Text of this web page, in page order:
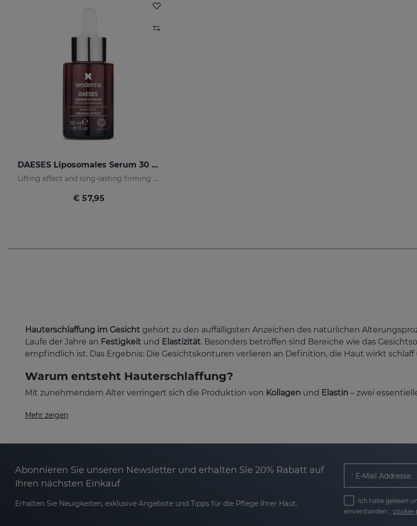
DAESES Liposomales Serum 30 ML
Lifting effect and long-lasting firming action
€ 57,95
Hauterschlaffung im Gesicht gehört zu den auffälligsten Anzeichen des natürlichen
Laufe der Jahre an Festigkeit und Elastizität. Besonders betroffen sind Bereiche wie das
empfindlich ist. Das Ergebnis: Die Gesichtskonturen verlieren an Definition, die Haut wirkt
Warum entsteht Hauterschlaffung?
Mit zunehmendem Alter verringert sich die Produktion von Kollagen und Elastin – zwei
Verschiedene Faktoren können diesen Prozess beschleunigen: Übermäßige Sonneneinstrahlung
Wie kann man Hauterschlaffung im Gesicht bekämpfen?
BeiSesdermahaben wir innovative Formeln mit moderner Technologie entwickelt, die
verbessern. Sie bieten einen sofortigen straffenden Effekt und stärken die Haut langfristig.
Mehr zeigen
Abonnieren Sie unseren Newsletter und erhalten Sie 20% Rabatt auf
Ihren nächsten Einkauf
Erhalten Sie Neuigkeiten, exklusive Angebote und Tipps für die Pflege Ihrer Haut.
E-Mail Addresse
Ich habe gelesen
einverstanden. ,